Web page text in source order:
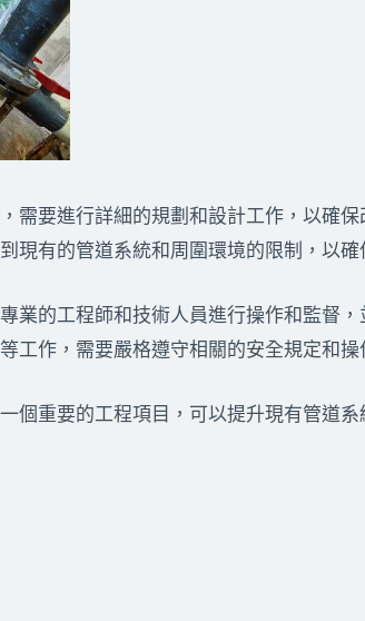
需要進行詳細的規劃和設計工作，以確
現有的管道系統和周圍環境的限制，以確
業的工程師和技術人員進行操作和監督
工作，需要嚴格遵守相關的安全規定和操
個重要的工程項目，可以提升現有管道